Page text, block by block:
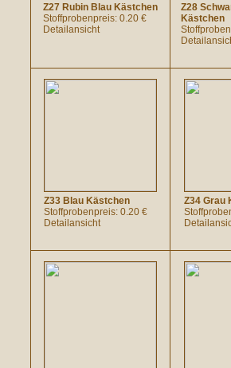
Z27 Rubin Blau Kästchen
Stoffprobenpreis: 0.20 €
Detailansicht
Z28
Kästchen
Z33 Blau Kästchen
Stoffprobenpreis: 0.20 €
Detailansicht
Z34 Grau